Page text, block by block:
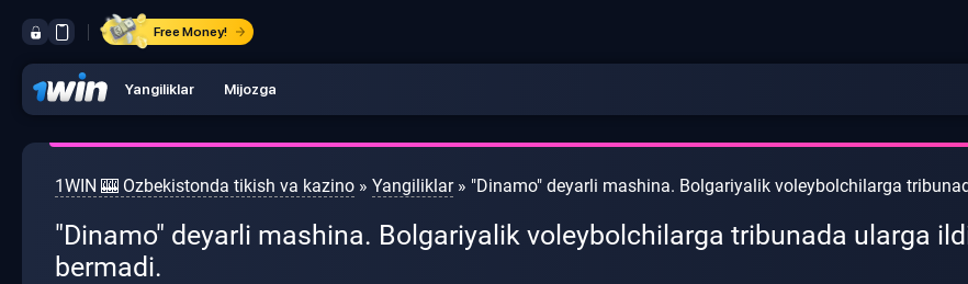
Free Money!
Yangiliklar Mijozga
1WIN 🎰 Ozbekistonda tikish va kazino » Yangiliklar» "Dinamo" deyarli mashina. Bolgariyalik voleybolchilarga
"Dinamo" deyarli mashina. Bolgariyalik voleybolchilarga tribunada ularga
bermadi.